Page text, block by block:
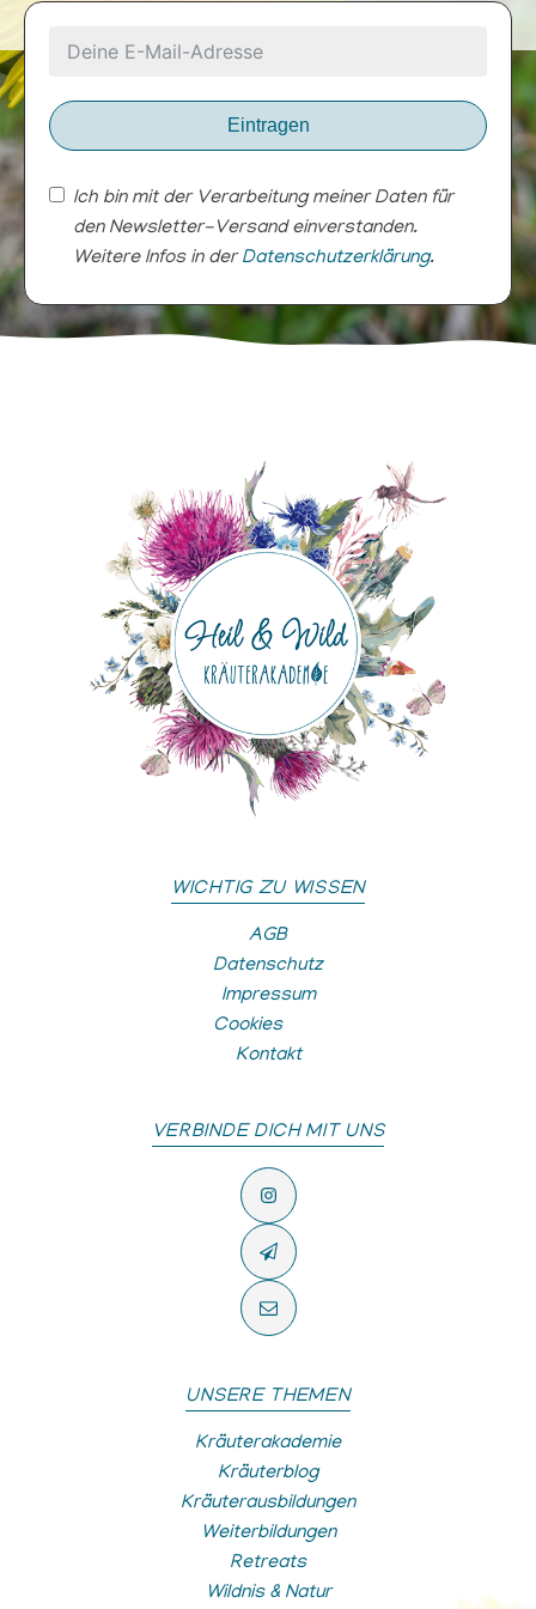
Eintragen
Ich bin mit der Verarbeitung meiner Daten für
den Newsletter-Versand einverstanden.
Weitere Infos in derDatenschutzerklärung.
WICHTIG ZU WISSEN
AGB
Datenschutz
Impressum
Cookies
Kontakt
VERBINDE DICH MIT UNS
UNSERE THEMEN
Kräuterakademie
Kräuterblog
Kräuterausbildungen
Weiterbildungen
Retreats
Wildnis & Natur